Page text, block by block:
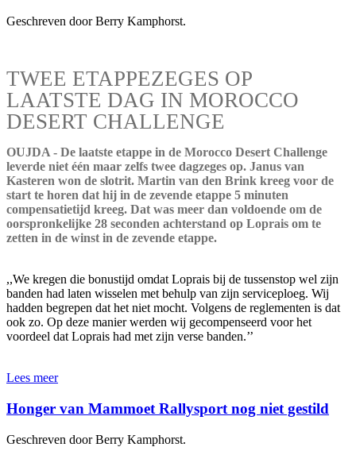
Geschreven door Berry Kamphorst.
TWEE ETAPPEZEGES OP
LAATSTE DAG IN MOROCCO
DESERT CHALLENGE
OUJDA - De laatste etappe in de Morocco Desert Challenge
leverde niet één maar zelfs twee dagzeges op. Janus van
Kasteren won de slotrit. Martin van den Brink kreeg voor de
start te horen dat hij in de zevende etappe 5 minuten
compensatietijd kreeg. Dat was meer dan voldoende om de
oorspronkelijke 28 seconden achterstand op Loprais om te
zetten in de winst in de zevende etappe.
,,We kregen die bonustijd omdat Loprais bij de tussenstop wel zijn
banden had laten wisselen met behulp van zijn serviceploeg. Wij
hadden begrepen dat het niet mocht. Volgens de reglementen is dat
ook zo. Op deze manier werden wij gecompenseerd voor het
voordeel dat Loprais had met zijn verse banden.’’
Lees meer
Honger van Mammoet Rallysport nog niet gestild
Geschreven door Berry Kamphorst.